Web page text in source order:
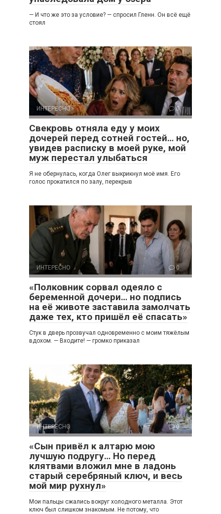
— И что же это за условие? — спросил Гленн. Он всё ещё
стоял
ИНТЕРЕСНО 0
Свекровь отняла еду у моих
дочерей перед сотней гостей… но,
увидев расписку в моей руке, мой
муж перестал улыбаться
Я не обернулась, когда Олег выкрикнул моё имя. Его
голос прокатился по залу, перекрыв
ИНТЕРЕСНО 0
«Полковник сорвал одеяло с
беременной дочери… но подпись
на её животе заставила замолчать
даже тех, кто пришёл её спасать»
Стук в дверь прозвучал одновременно с моим тяжёлым
вдохом. — Входите! — громко приказал
ИНТЕРЕСНО 0
«Сын привёл к алтарю мою
лучшую подругу… Но перед
клятвами вложил мне в ладонь
старый серебряный ключ, и весь
мой мир рухнул»
Мои пальцы сжались вокруг холодного металла. Этот
ключ был слишком знакомым. Не потому, что